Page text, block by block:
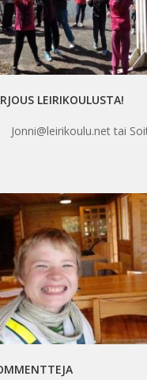
LEIRIKOULUSTA!
tai